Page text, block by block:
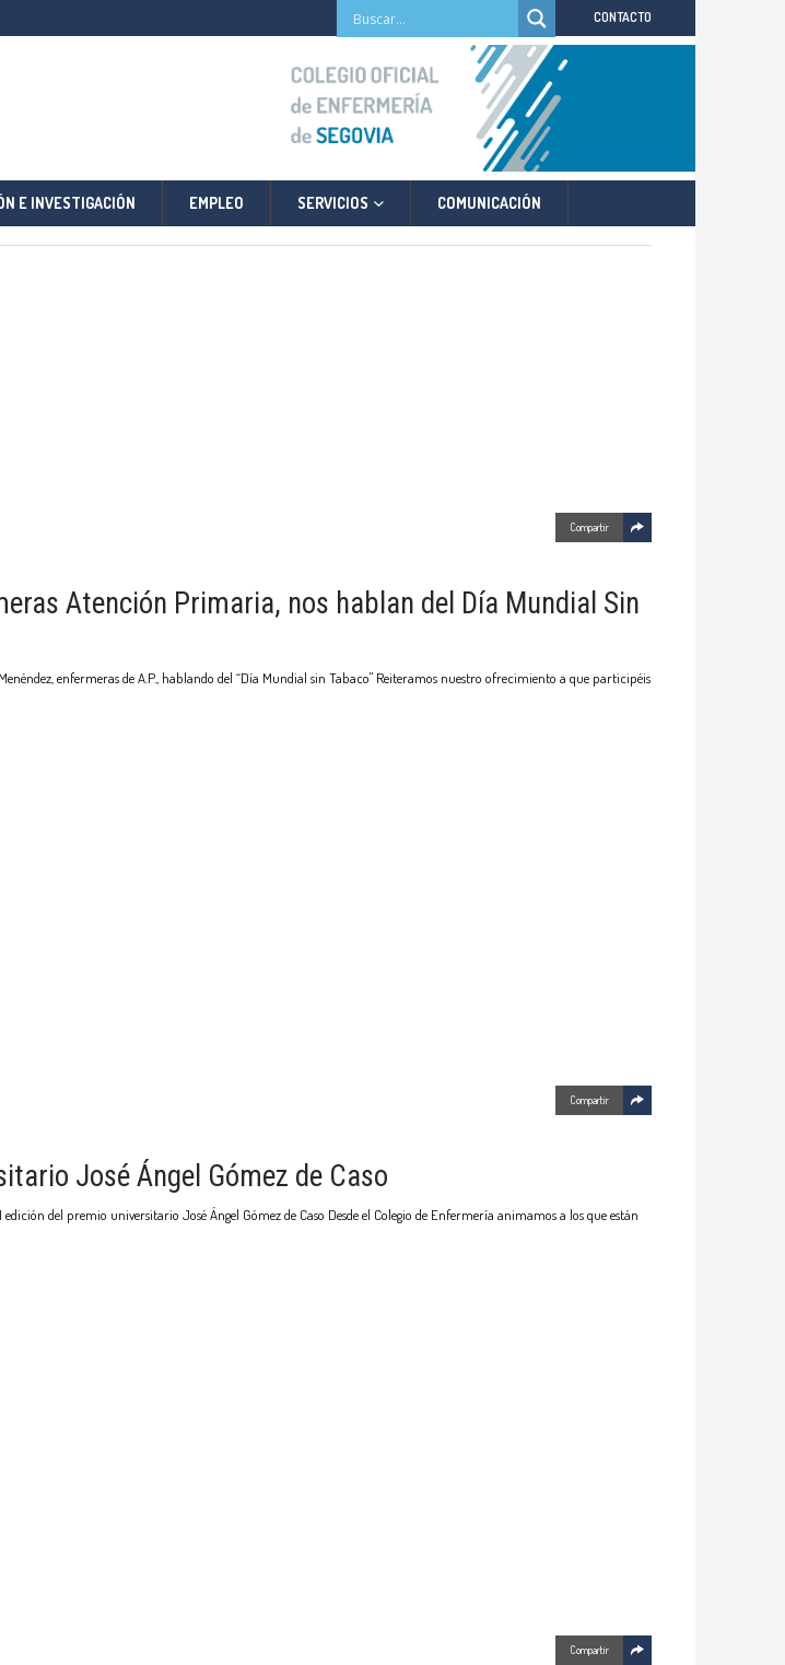
CONTACTO
E INVESTIGACIÓN EMPLEO SERVICIOS COMUNICACIÓN
Compartir
Atención Primaria, nos hablan del Día Mundial Sin
enfermeras de A.P., hablando del “Día Mundial sin Tabaco" Reiteramos nuestro ofrecimiento a que participéis
Compartir
José Ángel Gómez de Caso
del premio universitario José Ángel Gómez de Caso Desde el Colegio de Enfermería animamos a los que están
Compartir